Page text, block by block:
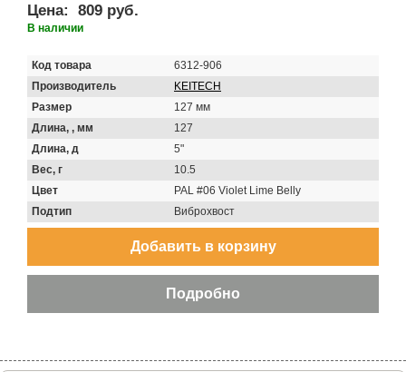
Цена: 809 руб.
В наличии
Код товара
6312-906
Производитель
KEITECH
Размер
127 мм
Длина, , мм
127
Длина, д
5"
Вес, г
10.5
Цвет
PAL #06 Violet Lime Belly
Подтип
Виброхвост